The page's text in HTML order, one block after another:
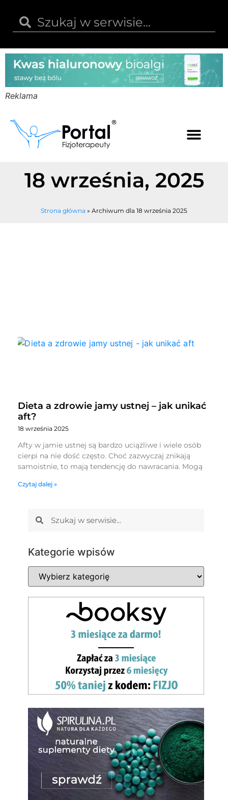
Reklama
18 września, 2025
Strona główna » Archiwum dla 18 września 2025
Dieta a zdrowie jamy ustnej – jak unikać
aft?
18 września 2025
Afty w jamie ustnej są bardzo uciążliwe i wiele osób
cierpi na nie dość często. Choć zazwyczaj znikają
samoistnie, to mają tendencję do nawracania. Mogą
Czytaj dalej »
Kategorie wpisów